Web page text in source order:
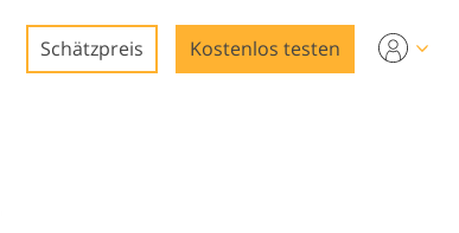
Schätzpreis Kostenlos testen